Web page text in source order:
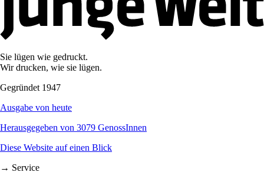
Sie lügen wie gedruckt.
Wir drucken, wie sie lügen.
Gegründet 1947
Ausgabe von heute
Herausgegeben von 3079 GenossInnen
Diese Website auf einen Blick
→ Service